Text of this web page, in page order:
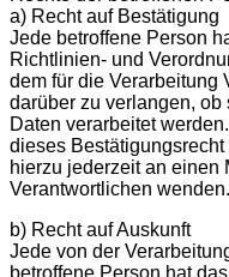
a) Recht auf Bestätigung
Jede betroffene Person
Richtlinien- und
dem für die Verarbeitung
darüber zu verlangen,
Daten verarbeitet
dieses
hierzu jederzeit an einen
Verantwortlichen wenden.
b) Recht auf Auskunft
Jede von der